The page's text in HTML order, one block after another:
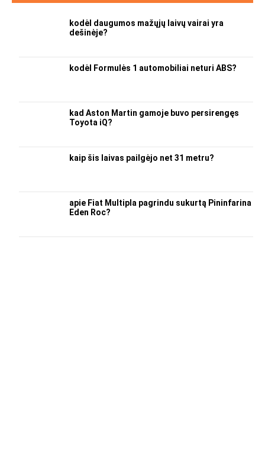
kodėl daugumos mažųjų laivų vairai yra
dešinėje?
kodėl Formulės 1 automobiliai neturi ABS?
kad Aston Martin gamoje buvo persirengęs
Toyota iQ?
kaip šis laivas pailgėjo net 31 metru?
apie Fiat Multipla pagrindu sukurtą Pininfarina
Eden Roc?